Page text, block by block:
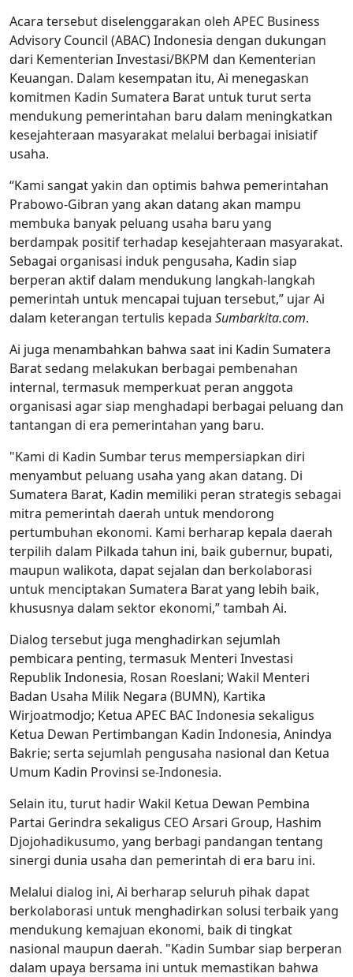
Acara tersebut diselenggarakan oleh APEC Business
Advisory Council (ABAC) Indonesia dengan dukungan
dari Kementerian Investasi/BKPM dan Kementerian
Keuangan. Dalam kesempatan itu, Ai menegaskan
komitmen Kadin Sumatera Barat untuk turut serta
mendukung pemerintahan baru dalam meningkatkan
kesejahteraan masyarakat melalui berbagai inisiatif
usaha.
“Kami sangat yakin dan optimis bahwa pemerintahan
Prabowo-Gibran yang akan datang akan mampu
membuka banyak peluang usaha baru yang
berdampak positif terhadap kesejahteraan masyarakat.
Sebagai organisasi induk pengusaha, Kadin siap
berperan aktif dalam mendukung langkah-langkah
pemerintah untuk mencapai tujuan tersebut,” ujar Ai
dalam keterangan tertulis kepada Sumbarkita.com.
Ai juga menambahkan bahwa saat ini Kadin Sumatera
Barat sedang melakukan berbagai pembenahan
internal, termasuk memperkuat peran anggota
organisasi agar siap menghadapi berbagai peluang dan
tantangan di era pemerintahan yang baru.
"Kami di Kadin Sumbar terus mempersiapkan diri
menyambut peluang usaha yang akan datang. Di
Sumatera Barat, Kadin memiliki peran strategis sebagai
mitra pemerintah daerah untuk mendorong
pertumbuhan ekonomi. Kami berharap kepala daerah
terpilih dalam Pilkada tahun ini, baik gubernur, bupati,
maupun walikota, dapat sejalan dan berkolaborasi
untuk menciptakan Sumatera Barat yang lebih baik,
khususnya dalam sektor ekonomi,” tambah Ai.
Dialog tersebut juga menghadirkan sejumlah
pembicara penting, termasuk Menteri Investasi
Republik Indonesia, Rosan Roeslani; Wakil Menteri
Badan Usaha Milik Negara (BUMN), Kartika
Wirjoatmodjo; Ketua APEC BAC Indonesia sekaligus
Ketua Dewan Pertimbangan Kadin Indonesia, Anindya
Bakrie; serta sejumlah pengusaha nasional dan Ketua
Umum Kadin Provinsi se-Indonesia.
Selain itu, turut hadir Wakil Ketua Dewan Pembina
Partai Gerindra sekaligus CEO Arsari Group, Hashim
Djojohadikusumo, yang berbagi pandangan tentang
sinergi dunia usaha dan pemerintah di era baru ini.
Melalui dialog ini, Ai berharap seluruh pihak dapat
berkolaborasi untuk menghadirkan solusi terbaik yang
mendukung kemajuan ekonomi, baik di tingkat
nasional maupun daerah. "Kadin Sumbar siap berperan
dalam upaya bersama ini untuk memastikan bahwa